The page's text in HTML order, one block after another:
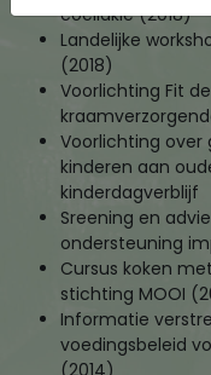
coeliakie (2018)
Landelijke
(2018)
Voorlichting Fit
Voorlichting over
kinderen aan
kinderdagverblijf
Sreening en
ondersteuning
Cursus koken
stichting MOOI
Informatie
voedingsbeleid
(2014)